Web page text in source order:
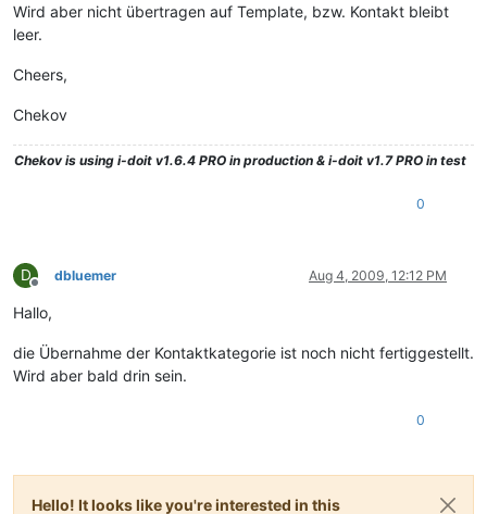
Wird aber nicht übertragen auf Template, bzw. Kontakt bleibt
leer.
Cheers,
Chekov
Chekovis using i-doit v1.6.4 PRO in production & i-doit v1.7 PRO in test
0
D
Offline
dbluemer Aug 4, 2009, 12:12 PM
Hallo,
die Übernahme der Kontaktkategorie ist noch nicht fertiggestellt.
Wird aber bald drin sein.
0
Hello! It looks like you're interested in this